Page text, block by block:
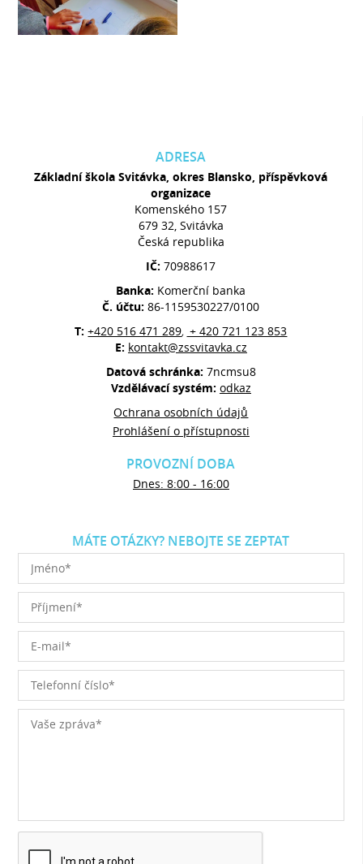
ADRESA
Základní škola Svitávka, okres Blansko, příspěvková
organizace
Komenského 157
679 32, Svitávka
Česká republika
IČ:70988617
Banka: Komerční banka
Č. účtu:86-1159530227/0100
T:+420 516 471 289, + 420 721 123 853
E: kontakt@zssvitavka.cz
Datová schránka: 7ncmsu8
Vzdělávací systém: odkaz
Ochrana osobních údajů
Prohlášení o přístupnosti
PROVOZNÍ DOBA
Dnes: 8:00 - 16:00
MÁTE OTÁZKY? NEBOJTE SE ZEPTAT